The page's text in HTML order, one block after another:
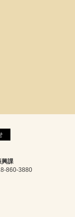
興課
860-3880